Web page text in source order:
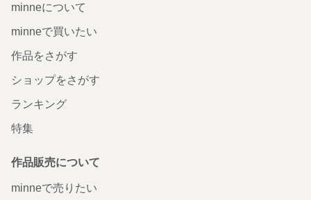
minneについて
minneで買いたい
作品をさがす
ショップをさがす
ランキング
特集
作品販売について
minneで売りたい